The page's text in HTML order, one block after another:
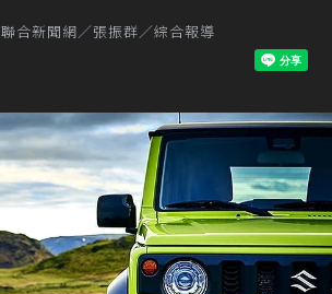
聯合新聞網／張振群／綜合報導